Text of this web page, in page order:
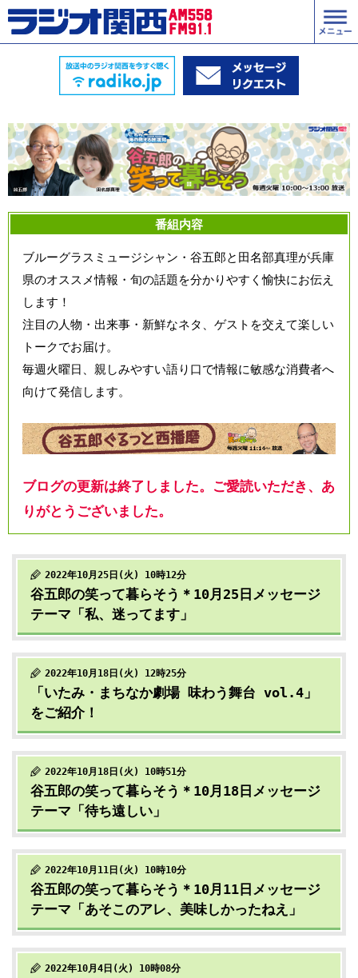
番組内容
ブルーグラスミュージシャン・谷五郎と田名部真理が兵庫
県のオススメ情報・旬の話題を分かりやすく愉快にお伝え
します！
注目の人物・出来事・新鮮なネタ、ゲストを交えて楽しい
トークでお届け。
毎週火曜日、親しみやすい語り口で情報に敏感な消費者へ
向けて発信します。
ブログの更新は終了しました。ご愛読いただき、あ
りがとうございました。
2022年10月25日(火) 10時12分
谷五郎の笑って暮らそう＊10月25日メッセージ
テーマ「私、迷ってます」
2022年10月18日(火) 12時25分
「いたみ・まちなか劇場 味わう舞台 vol.4」
をご紹介！
2022年10月18日(火) 10時51分
谷五郎の笑って暮らそう＊10月18日メッセージ
テーマ「待ち遠しい」
2022年10月11日(火) 10時10分
谷五郎の笑って暮らそう＊10月11日メッセージ
テーマ「あそこのアレ、美味しかったねえ」
2022年10月4日(火) 10時08分